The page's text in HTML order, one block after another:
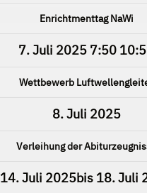
Enrichtmenttag NaWi
7. Juli 2025 7:50
Wettbewerb
8. Juli 2025
Verleihung der
14. Juli 2025bis 18. Juli